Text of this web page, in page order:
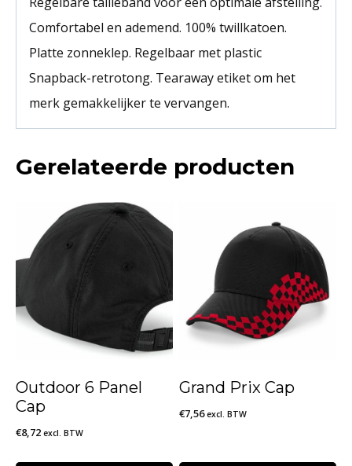
Comfortabel en ademend. 100% twillkatoen.
Platte zonneklep. Regelbaar met plastic
Snapback-retrotong. Tearaway etiket om het
merk gemakkelijker te vervangen.
Gerelateerde producten
Outdoor 6 Panel
Cap
€8,72 excl. BTW
Grand Prix Cap
€7,56 excl. BTW